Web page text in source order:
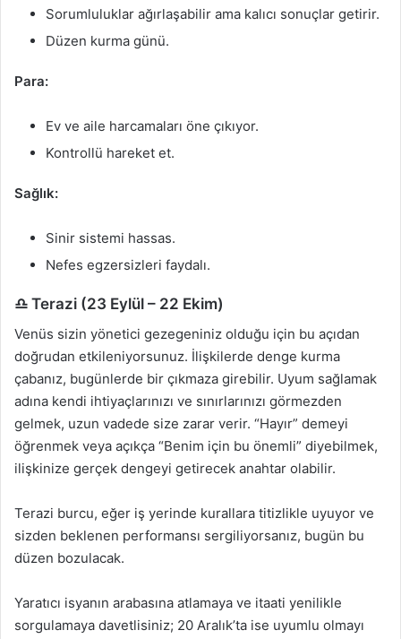
Sorumluluklar ağırlaşabilir ama kalıcı sonuçlar getirir.
Düzen kurma günü.
Para:
Ev ve aile harcamaları öne çıkıyor.
Kontrollü hareket et.
Sağlık:
Sinir sistemi hassas.
Nefes egzersizleri faydalı.
♎ Terazi (23 Eylül – 22 Ekim)
Venüs sizin yönetici gezegeniniz olduğu için bu açıdan
doğrudan etkileniyorsunuz. İlişkilerde denge kurma
çabanız, bugünlerde bir çıkmaza girebilir. Uyum sağlamak
adına kendi ihtiyaçlarınızı ve sınırlarınızı görmezden
gelmek, uzun vadede size zarar verir. “Hayır” demeyi
öğrenmek veya açıkça “Benim için bu önemli” diyebilmek,
ilişkinize gerçek dengeyi getirecek anahtar olabilir.
Terazi burcu, eğer iş yerinde kurallara titizlikle uyuyor ve
sizden beklenen performansı sergiliyorsanız, bugün bu
düzen bozulacak.
Yaratıcı isyanın arabasına atlamaya ve itaati yenilikle
sorgulamaya davetlisiniz; 20 Aralık’ta ise uyumlu olmayı